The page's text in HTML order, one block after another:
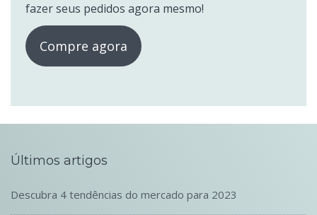
fazer seus pedidos agora mesmo!
Compre agora
Últimos artigos
Descubra 4 tendências do mercado para 2023